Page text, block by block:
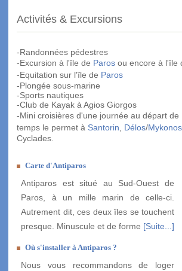
Activités & Excursions
-Randonnées pédestres
-Excursion à l'île de Paros ou encore à l'île
-Equitation sur l'île de Paros
-Plongée sous-marine
-Sports nautiques
-Club de Kayak à Agios Giorgos
-Mini croisières d'une journée au départ de
temps le permet à Santorin, Délos/Mykonos
Cyclades.
Carte d'Antiparos
Antiparos est situé au Sud-Ouest de
Paros, à un mille marin de celle-ci.
Autrement dit, ces deux îles se touchent
presque. Minuscule et de forme [Suite...]
Où s'installer à Antiparos ?
Nous vous recommandons de loger